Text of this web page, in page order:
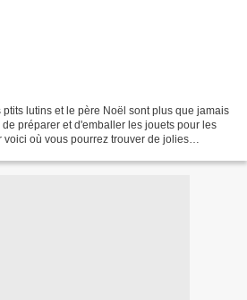
lutins et le père Noël sont plus que jamais
préparer et d'emballer les jouets pour les
où vous pourrez trouver de jolies